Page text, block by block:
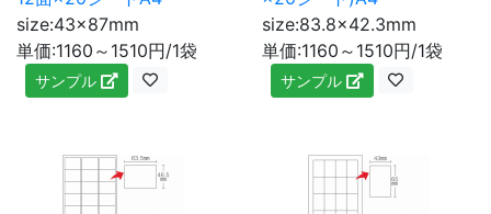
size:43×87mm
単価:1160～1510円/1袋
サンプル
size:83.8×42.3mm
単価:1160～1510円/1袋
サンプル